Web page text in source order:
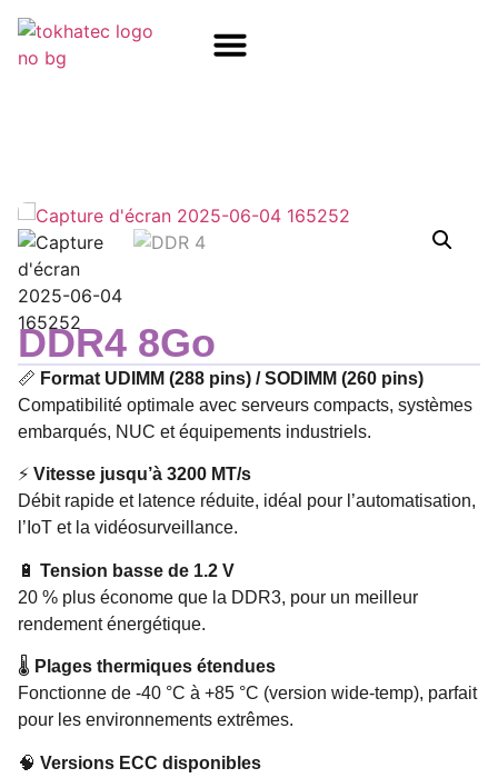
DDR4 8Go
📏 Format UDIMM (288 pins) / SODIMM (260 pins)
Compatibilité optimale avec serveurs compacts, systèmes
embarqués, NUC et équipements industriels.
⚡ Vitesse jusqu’à 3200 MT/s
Débit rapide et latence réduite, idéal pour l’automatisation,
l’IoT et la vidéosurveillance.
🔋 Tension basse de 1.2 V
20 % plus économe que la DDR3, pour un meilleur
rendement énergétique.
🌡️ Plages thermiques étendues
Fonctionne de -40 °C à +85 °C (version wide-temp), parfait
pour les environnements extrêmes.
🧠 Versions ECC disponibles